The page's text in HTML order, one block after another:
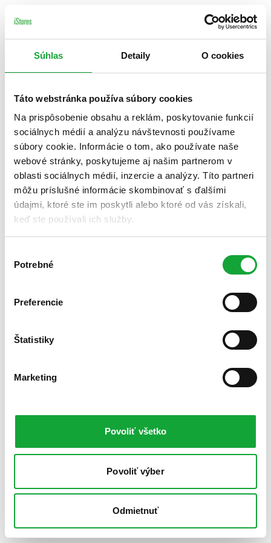
Súhlas Detaily O cookies
Táto webstránka používa súbory cookies
Na prispôsobenie obsahu a reklám, poskytovanie funkcií
sociálnych médií a analýzu návštevnosti používame
súbory cookie. Informácie o tom, ako používate naše
webové stránky, poskytujeme aj našim partnerom v
oblasti sociálnych médií, inzercie a analýzy. Títo partneri
môžu príslušné informácie skombinovať s ďalšími
údajmi, ktoré ste im poskytli alebo ktoré od vás získali,
keď ste používali ich služby.
súhlasu
Potrebné
Preferencie
Štatistiky
Marketing
Povoliť všetko
Povoliť výber
Odmietnuť